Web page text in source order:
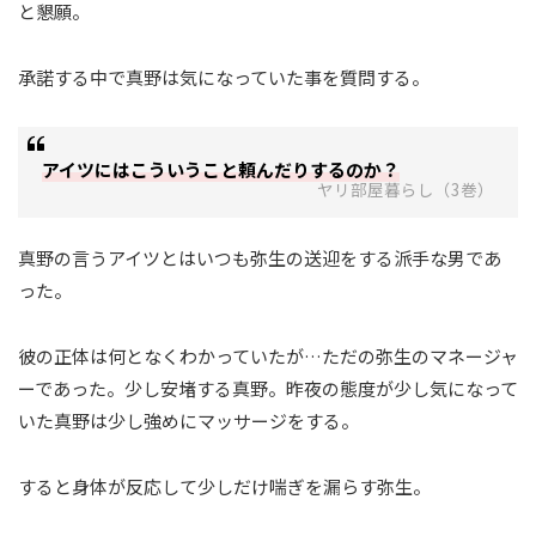
と懇願。
承諾する中で真野は気になっていた事を質問する。
アイツにはこういうこと頼んだりするのか？
ヤリ部屋暮らし（3巻）
真野の言うアイツとはいつも弥生の送迎をする派手な男であ
った。
彼の正体は何となくわかっていたが…ただの弥生のマネージャ
ーであった。少し安堵する真野。昨夜の態度が少し気になって
いた真野は少し強めにマッサージをする。
すると身体が反応して少しだけ喘ぎを漏らす弥生。